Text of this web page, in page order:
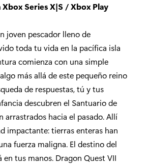
Series X|S / Xbox Play
joven pescador lleno de
toda tu vida en la pacífica isla
comienza con una simple
más allá de este pequeño reino
de respuestas, tú y tus
descubren el Santuario de
arrastrados hacia el pasado. Allí
impactante: tierras enteras han
fuerza maligna. El destino del
en tus manos. Dragon Quest VII